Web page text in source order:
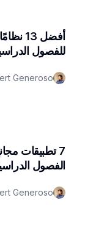
أفضل
للفصول
Generoso
7 تطبيقات
الفصول
Generoso